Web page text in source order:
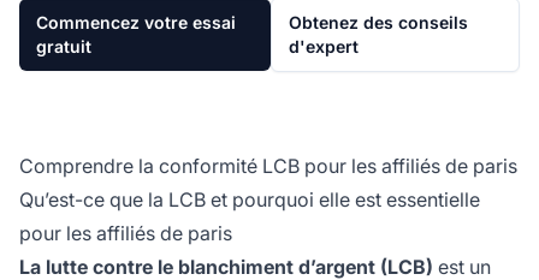
Commencez votre essai
gratuit
Obtenez des conseils
d'expert
Comprendre la conformité LCB pour les affiliés de paris
Qu’est-ce que la LCB et pourquoi elle est essentielle
pour les affiliés de paris
La lutte contre le blanchiment d’argent (LCB) est un